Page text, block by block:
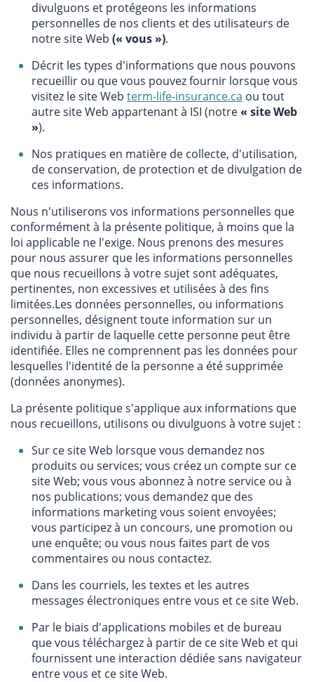
divulguons et protégeons les informations
personnelles de nos clients et des utilisateurs de
notre site Web (« vous »).
Décrit les types d'informations que nous pouvons
recueillir ou que vous pouvez fournir lorsque vous
visitez le site Web term-life-insurance.ca ou tout
autre site Web appartenant à ISI (notre« site Web
»).
Nos pratiques en matière de collecte, d'utilisation,
de conservation, de protection et de divulgation de
ces informations.
Nous n'utiliserons vos informations personnelles que
conformément à la présente politique, à moins que la
loi applicable ne l'exige. Nous prenons des mesures
pour nous assurer que les informations personnelles
que nous recueillons à votre sujet sont adéquates,
pertinentes, non excessives et utilisées à des fins
limitées.Les données personnelles, ou informations
personnelles, désignent toute information sur un
individu à partir de laquelle cette personne peut être
identifiée. Elles ne comprennent pas les données pour
lesquelles l'identité de la personne a été supprimée
(données anonymes).
La présente politique s'applique aux informations que
nous recueillons, utilisons ou divulguons à votre sujet :
Sur ce site Web lorsque vous demandez nos
produits ou services; vous créez un compte sur ce
site Web; vous vous abonnez à notre service ou à
nos publications; vous demandez que des
informations marketing vous soient envoyées;
vous participez à un concours, une promotion ou
une enquête; ou vous nous faites part de vos
commentaires ou nous contactez.
Dans les courriels, les textes et les autres
messages électroniques entre vous et ce site Web.
Par le biais d'applications mobiles et de bureau
que vous téléchargez à partir de ce site Web et qui
fournissent une interaction dédiée sans navigateur
entre vous et ce site Web.